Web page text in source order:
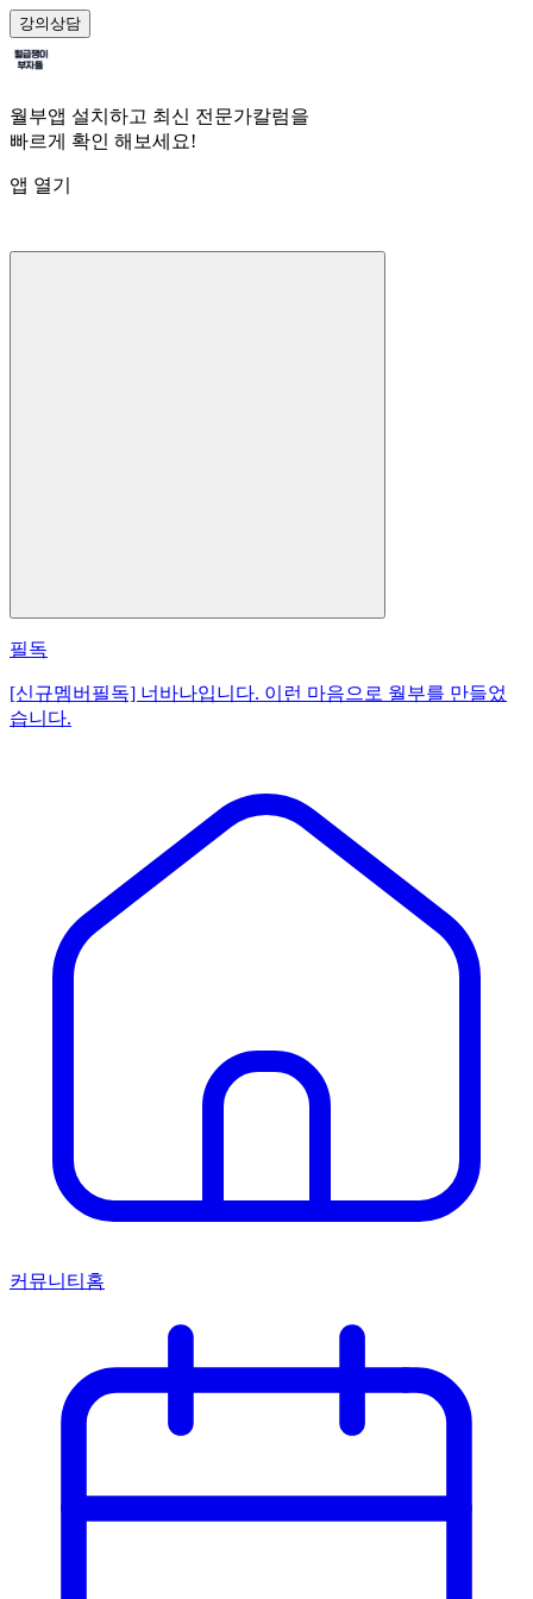
강의상담
월부앱 설치하고 최신 전문가칼럼을
빠르게 확인 해보세요!
앱 열기
필독
[신규멤버필독] 너바나입니다. 이런 마음으로 월부를 만들었
습니다.
커뮤니티홈